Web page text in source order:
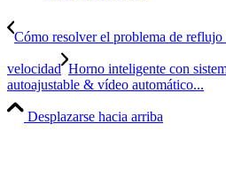
Cómo resolver el problema de
velocidad Horno inteligente con
autoajustable & vídeo automático...
Desplazarse hacia arriba